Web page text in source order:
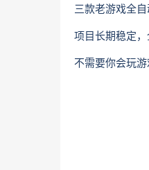
三款老游戏全
项目长期稳定，
不需要你会玩游